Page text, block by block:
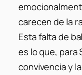
carecen de la
Esta falta de
es lo que, para
convivencia y